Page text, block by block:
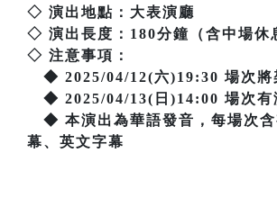
◇ 演出地點：大表演廳
◇ 演出長度：180分鐘（含中場休
◇ 注意事項：
◆ 2025/04/12(六)19:30 場次將
◆ 2025/04/13(日)14:00 場次有
◆ 本演出為華語發音，每場次含
幕、英文字幕